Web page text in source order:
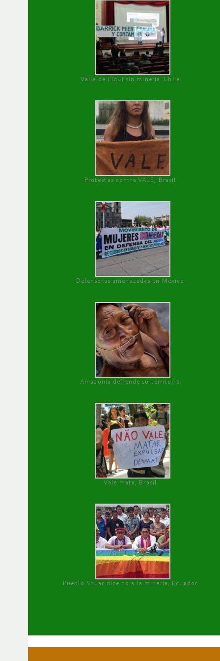
Valle de Elqui sin minería. Chile
Protestas contra VALE, Brasil
Defensoras amenazadas en México
Amazonía defiende su territorio
Vale mata, Brasil
Pueblo Shuar dice no a la minería, Ecuador